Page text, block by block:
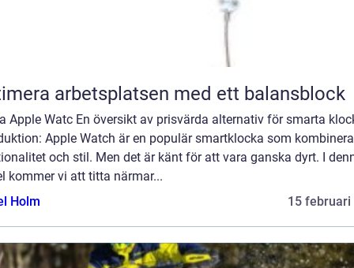
arbetsplatsen med ett balansblock
Apple Watc En översikt av prisvärda alternativ för smarta
Apple Watch är en populär smartklocka som
och stil. Men det är känt för att vara ganska dyrt. I
kommer vi att titta närmar...
Holm
15 februari